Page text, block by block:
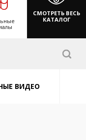
СМОТРЕТЬ ВЕСЬ
КАТАЛОГ
ВИДЕО